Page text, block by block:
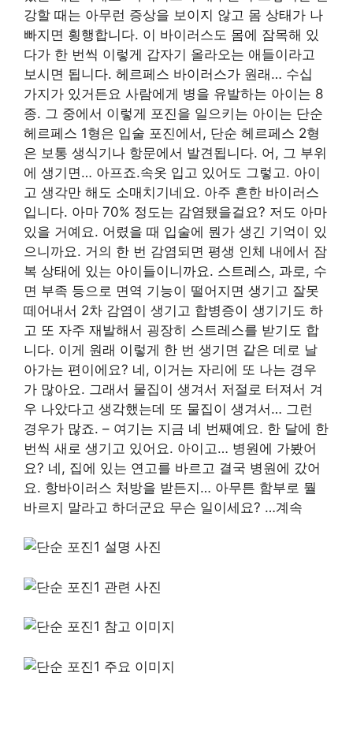
강할 때는 아무런 증상을 보이지 않고 몸 상태가 나
빠지면 횡행합니다. 이 바이러스도 몸에 잠목해 있
다가 한 번씩 이렇게 갑자기 올라오는 애들이라고
보시면 됩니다. 헤르페스 바이러스가 원래… 수십
가지가 있거든요 사람에게 병을 유발하는 아이는 8
종. 그 중에서 이렇게 포진을 일으키는 아이는 단순
헤르페스 1형은 입술 포진에서, 단순 헤르페스 2형
은 보통 생식기나 항문에서 발견됩니다. 어, 그 부위
에 생기면… 아프죠.속옷 입고 있어도 그렇고. 아이
고 생각만 해도 소매치기네요. 아주 흔한 바이러스
입니다. 아마 70% 정도는 감염됐을걸요? 저도 아마
있을 거예요. 어렸을 때 입술에 뭔가 생긴 기억이 있
으니까요. 거의 한 번 감염되면 평생 인체 내에서 잠
복 상태에 있는 아이들이니까요. 스트레스, 과로, 수
면 부족 등으로 면역 기능이 떨어지면 생기고 잘못
떼어내서 2차 감염이 생기고 합병증이 생기기도 하
고 또 자주 재발해서 굉장히 스트레스를 받기도 합
니다. 이게 원래 이렇게 한 번 생기면 같은 데로 날
아가는 편이에요? 네, 이거는 자리에 또 나는 경우
가 많아요. 그래서 물집이 생겨서 저절로 터져서 겨
우 나았다고 생각했는데 또 물집이 생겨서… 그런
경우가 많죠. – 여기는 지금 네 번째예요. 한 달에 한
번씩 새로 생기고 있어요. 아이고… 병원에 가봤어
요? 네, 집에 있는 연고를 바르고 결국 병원에 갔어
요. 항바이러스 처방을 받든지… 아무튼 함부로 뭘
바르지 말라고 하더군요 무슨 일이세요? …계속